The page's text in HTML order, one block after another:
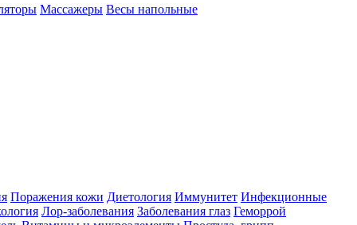
Массажеры Весы напольные
Поражения кожи Диетология Иммунитет Инфекционные
Лор-заболевания Заболевания глаз Геморрой